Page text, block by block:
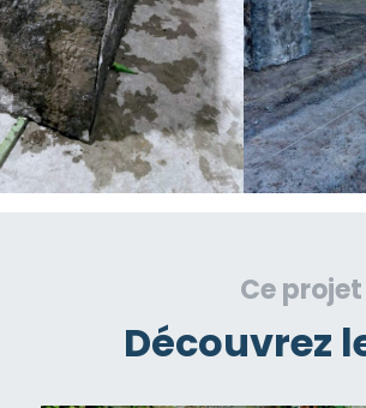
Ce
Découvrez